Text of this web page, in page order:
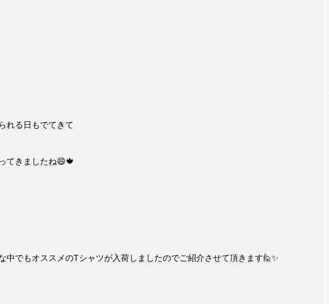
れる日もでてきて
てきましたね😄🍁
中でもオススメのTシャツが入荷しましたのでご紹介させて頂きます🙋✨️